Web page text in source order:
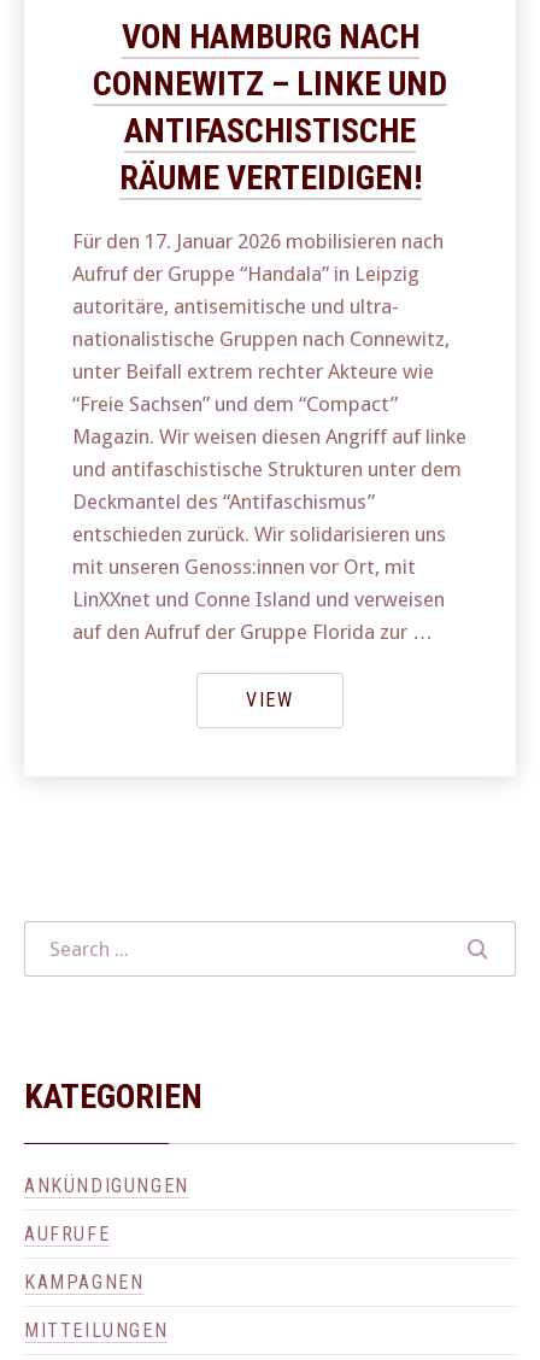
VON HAMBURG NACH
CONNEWITZ – LINKE UND
ANTIFASCHISTISCHE
RÄUME VERTEIDIGEN!
Für den 17. Januar 2026 mobilisieren nach
Aufruf der Gruppe “Handala” in Leipzig
autoritäre, antisemitische und ultra-
nationalistische Gruppen nach Connewitz,
unter Beifall extrem rechter Akteure wie
“Freie Sachsen” und dem “Compact”
Magazin. Wir weisen diesen Angriff auf linke
und antifaschistische Strukturen unter dem
Deckmantel des “Antifaschismus”
entschieden zurück. Wir solidarisieren uns
mit unseren Genoss:innen vor Ort, mit
LinXXnet und Conne Island und verweisen
auf den Aufruf der Gruppe Florida zur …
VIEW
KATEGORIEN
ANKÜNDIGUNGEN
AUFRUFE
KAMPAGNEN
MITTEILUNGEN